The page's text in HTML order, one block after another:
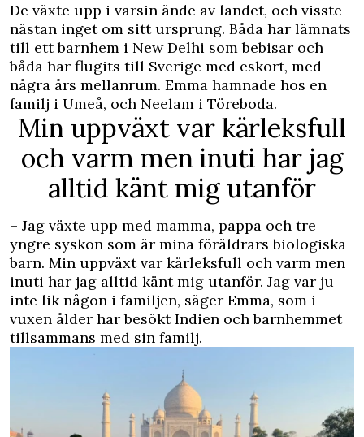
De växte upp i varsin ände av landet, och visste
nästan inget om sitt ursprung. Båda har lämnats
till ett barnhem i New Delhi som bebisar och
båda har flugits till Sverige med eskort, med
några års mellanrum. Emma hamnade hos en
familj i Umeå, och Neelam i Töreboda.
Min uppväxt var kärleksfull
och varm men inuti har jag
alltid känt mig utanför
– Jag växte upp med mamma, pappa och tre
yngre syskon som är mina föräldrars biologiska
barn. Min uppväxt var kärleksfull och varm men
inuti har jag alltid känt mig utanför. Jag var ju
inte lik någon i familjen, säger Emma, som i
vuxen ålder har besökt Indien och barnhemmet
tillsammans med sin familj.